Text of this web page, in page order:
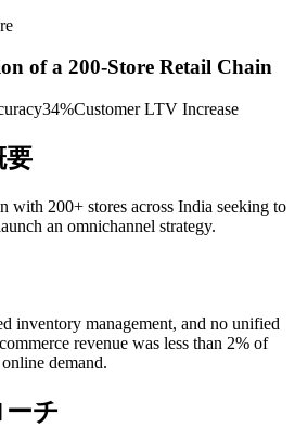
of a 200-Store Retail Chain
34%Customer LTV Increase
要
with 200+ stores across India seeking to
an omnichannel strategy.
inventory management, and no unified
revenue was less than 2% of
demand.
チ